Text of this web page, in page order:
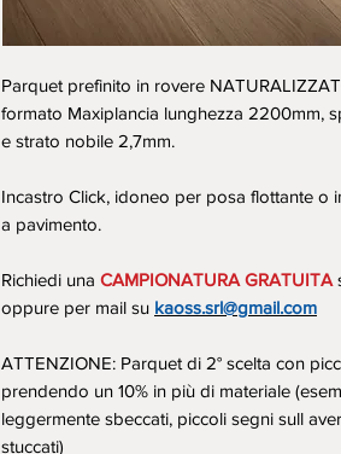
Parquet prefinito in rovere
formato Maxiplancia lunghezza 2200mm,
e strato nobile 2,7mm.
Incastro Click, idoneo per posa flottante o
a pavimento.
Richiedi una CAMPIONATURA GRATUITA
oppure per mail su kaoss.srl@gmail.com
ATTENZIONE: Parquet di 2° scelta con
prendendo un 10% in più di materiale
leggermente sbeccati, piccoli segni sull
stuccati)